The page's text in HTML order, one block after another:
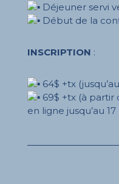
Déjeuner servi
Début de la
INSCRIPTION :
64$ +tx
69$ +tx (à partir
en ligne jusqu’au